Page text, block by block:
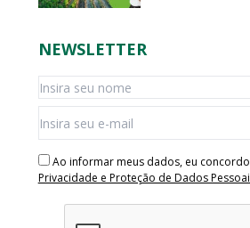
NEWSLETTER
Ao informar meus dados, eu
Privacidade e Proteção de Dados